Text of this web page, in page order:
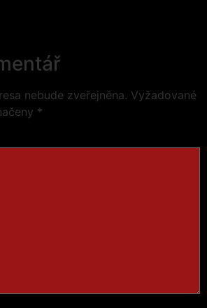
nebude zveřejněna. Vyžadované
*